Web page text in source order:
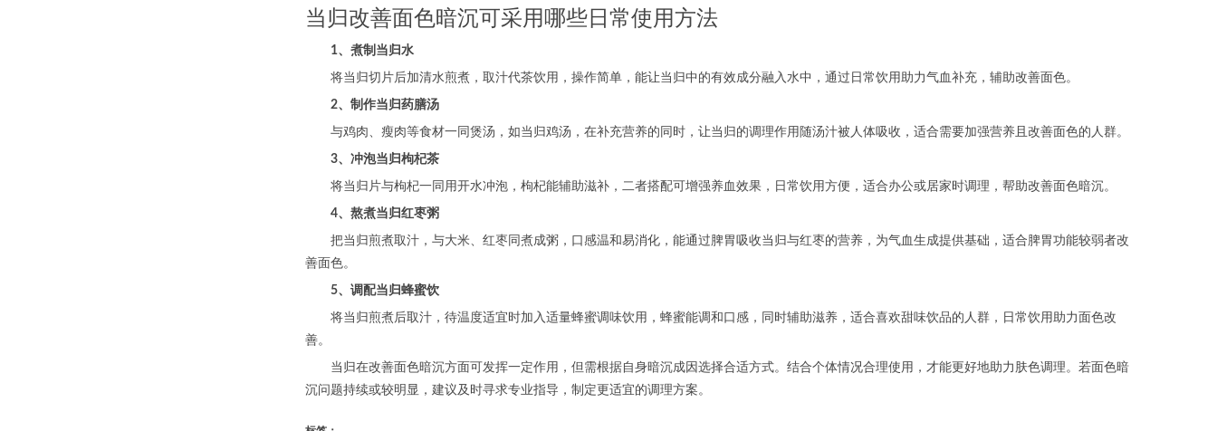
当归改善面色暗沉可采用哪些日常使用方法
1、煮制当归水
将当归切片后加清水煎煮，取汁代茶饮用，操作简单，能让当归中的有效成分融入水中，通过日常饮用助力气血补充，辅助改善面色。
2、制作当归药膳汤
与鸡肉、瘦肉等食材一同煲汤，如当归鸡汤，在补充营养的同时，让当归的调理作用随汤汁被人体吸收，适合需要加强营养且改善面色的人群。
3、冲泡当归枸杞茶
将当归片与枸杞一同用开水冲泡，枸杞能辅助滋补，二者搭配可增强养血效果，日常饮用方便，适合办公或居家时调理，帮助改善面色暗沉。
4、熬煮当归红枣粥
把当归煎煮取汁，与大米、红枣同煮成粥，口感温和易消化，能通过脾胃吸收当归与红枣的营养，为气血生成提供基础，适合脾胃功能较弱者改
善面色。
5、调配当归蜂蜜饮
将当归煎煮后取汁，待温度适宜时加入适量蜂蜜调味饮用，蜂蜜能调和口感，同时辅助滋养，适合喜欢甜味饮品的人群，日常饮用助力面色改
善。
当归在改善面色暗沉方面可发挥一定作用，但需根据自身暗沉成因选择合适方式。结合个体情况合理使用，才能更好地助力肤色调理。若面色暗
沉问题持续或较明显，建议及时寻求专业指导，制定更适宜的调理方案。